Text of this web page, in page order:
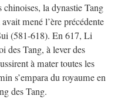
la dynastie Tang
mené l’ère précédente
(581-618). En 617, Li
des Tang, à lever des
à mater toutes les
s’empara du royaume en
des Tang.